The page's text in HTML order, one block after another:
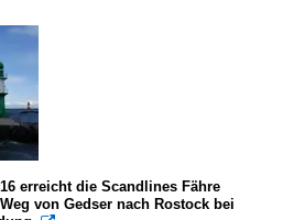
erreicht die Scandlines Fähre
von Gedser nach Rostock bei